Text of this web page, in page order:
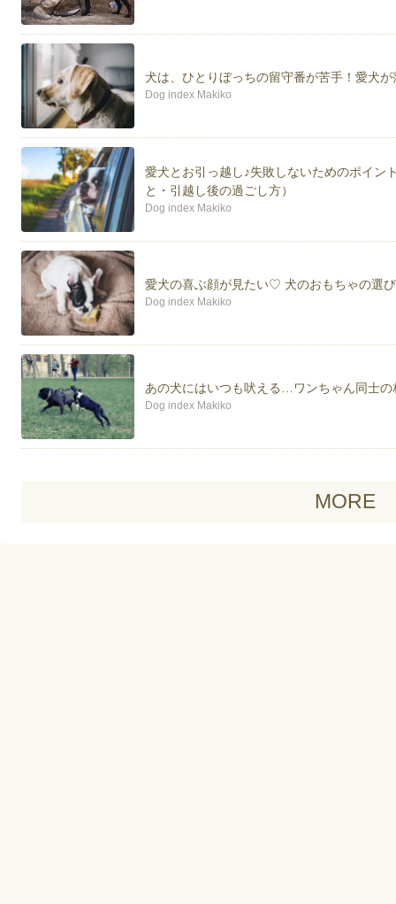
犬は、ひとりぼっちの留守番が苦手！愛犬
Dog index Makiko
愛犬とお引っ越し♪失敗しないためのポイン
と・引越し後の過ごし方）
Dog index Makiko
愛犬の喜ぶ顔が見たい♡ 犬のおもちゃの選
Dog index Makiko
あの犬にはいつも吠える…ワンちゃん同士
Dog index Makiko
MORE